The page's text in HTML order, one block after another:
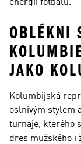
energii fotbalu.
OBLÉKNI
JAKO
Kolumbijská
oslnivým stylem
turnaje, kterého
dres mužského i